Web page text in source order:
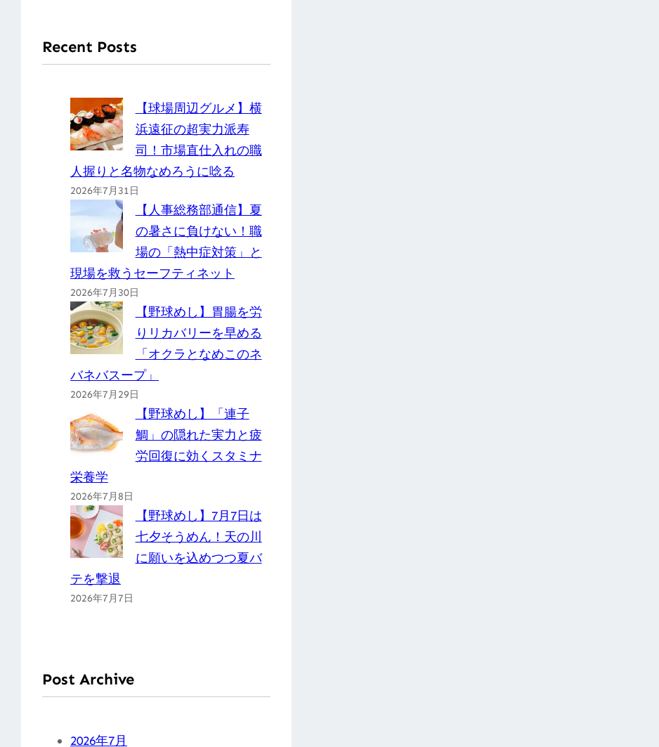
Recent Posts
【球場周辺グルメ】横
浜遠征の超実力派寿
司！市場直仕入れの職
人握りと名物なめろうに唸る
2026年7月31日
【人事総務部通信】夏
の暑さに負けない！職
場の「熱中症対策」と
現場を救うセーフティネット
2026年7月30日
【野球めし】胃腸を労
りリカバリーを早める
「オクラとなめこのネ
バネバスープ」
2026年7月29日
【野球めし】「連子
鯛」の隠れた実力と疲
労回復に効くスタミナ
栄養学
2026年7月8日
【野球めし】7月7日は
七夕そうめん！天の川
に願いを込めつつ夏バ
テを撃退
2026年7月7日
Post Archive
2026年7月